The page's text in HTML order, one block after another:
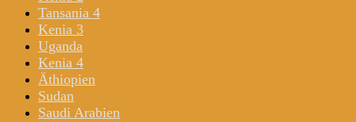
Tansania 4
Kenia 3
Uganda
Kenia 4
Äthiopien
Sudan
Saudi Arabien